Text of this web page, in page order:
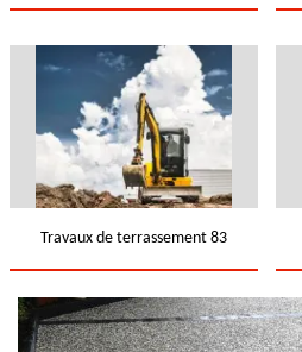
Travaux de terrassement 83